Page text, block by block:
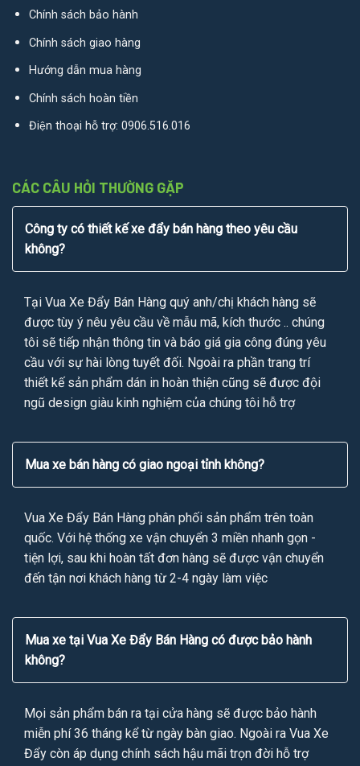
Chính sách bảo hành
Chính sách giao hàng
Hướng dẫn mua hàng
Chính sách hoàn tiền
Điện thoại hỗ trợ: 0906.516.016
CÁC CÂU HỎI THƯỜNG GẶP
Công ty có thiết kế xe đẩy bán hàng theo yêu cầu
không?
Tại Vua Xe Đẩy Bán Hàng quý anh/chị khách hàng sẽ
được tùy ý nêu yêu cầu về mẫu mã, kích thước .. chúng
tôi sẽ tiếp nhận thông tin và báo giá gia công đúng yêu
cầu với sự hài lòng tuyết đối. Ngoài ra phần trang trí
thiết kế sản phẩm dán in hoàn thiện cũng sẽ được đội
ngũ design giàu kinh nghiệm của chúng tôi hỗ trợ
Mua xe bán hàng có giao ngoại tỉnh không?
Vua Xe Đẩy Bán Hàng phân phối sản phẩm trên toàn
quốc. Với hệ thống xe vận chuyển 3 miền nhanh gọn -
tiện lợi, sau khi hoàn tất đơn hàng sẽ được vận chuyển
đến tận nơi khách hàng từ 2-4 ngày làm việc
Mua xe tại Vua Xe Đẩy Bán Hàng có được bảo hành
không?
Mọi sản phẩm bán ra tại cửa hàng sẽ được bảo hành
miễn phí 36 tháng kể từ ngày bàn giao. Ngoài ra Vua Xe
Đẩy còn áp dụng chính sách hậu mãi trọn đời hỗ trợ